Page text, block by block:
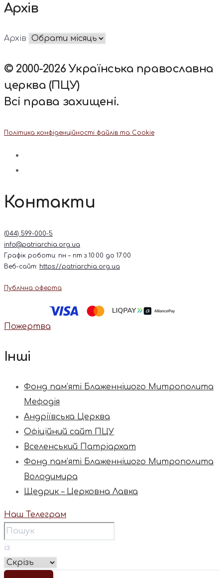
Архів
Архів
© 2000-2026 Українська православна
церква (ПЦУ)
Всі права захищені.
Політика конфіденційності файлів та Cookie
Контакти
(044) 599-000-5
info@patriarchia.org.ua
Графік роботи: пн – пт з 10:00 до 17:00
Веб-сайт: https://patriarchia.org.ua
Публічна оферта
Пожертва
Інші
Фонд пам’яті Блаженнішого Митрополита
Мефодія
Андріївська Церква
Офіційний сайт ПЦУ
Вселенський Патріархат
Фонд пам’яті Блаженнішого Митрополита
Володимира
Щедрик – Церковна Лавка
Наш Телеграм
із